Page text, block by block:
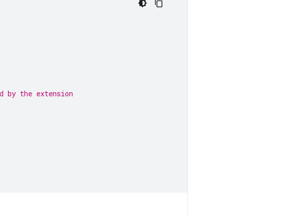
by the extension